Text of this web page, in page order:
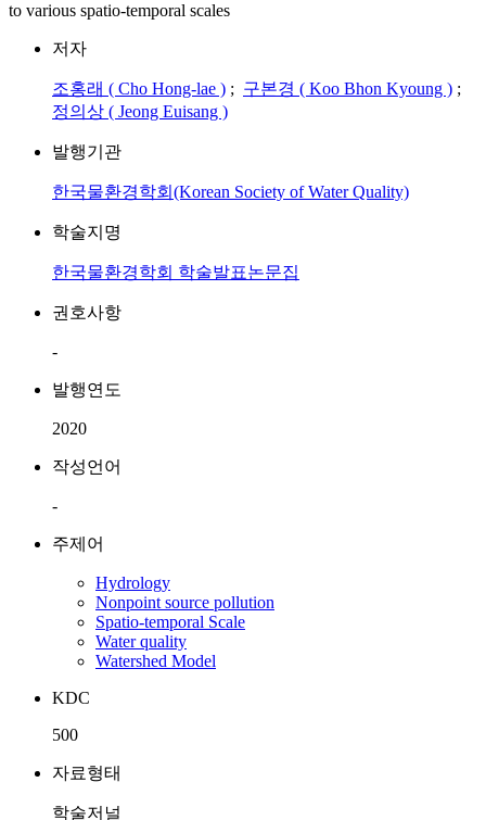
to various spatio-temporal scales
저자
조홍래 ( Cho Hong-lae ) ; 구본경 ( Koo Bhon Kyoung ) ;
정의상 ( Jeong Euisang )
발행기관
한국물환경학회(Korean Society of Water Quality)
학술지명
한국물환경학회 학술발표논문집
권호사항
-
발행연도
2020
작성언어
-
주제어
Hydrology
Nonpoint source pollution
Spatio-temporal Scale
Water quality
Watershed Model
KDC
500
자료형태
학술저널